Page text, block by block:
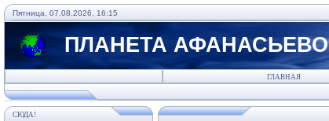
Пятница, 07.08.2026, 16:15
ПЛАНЕТА АФАНАСЬЕВО
ГЛАВНАЯ
СЮДА!